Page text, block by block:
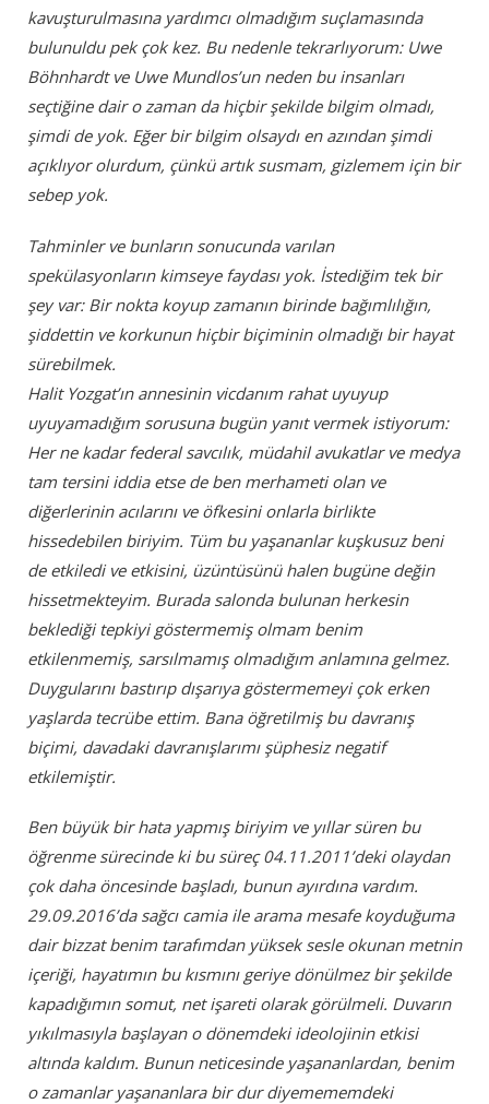
kavuşturulmasına yardımcı olmadığım suçlamasında
bulunuldu pek çok kez. Bu nedenle tekrarlıyorum: Uwe
Böhnhardt ve Uwe Mundlos’un neden bu insanları
seçtiğine dair o zaman da hiçbir şekilde bilgim olmadı,
şimdi de yok. Eğer bir bilgim olsaydı en azından şimdi
açıklıyor olurdum, çünkü artık susmam, gizlemem için bir
sebep yok.
Tahminler ve bunların sonucunda varılan
spekülasyonların kimseye faydası yok. İstediğim tek bir
şey var: Bir nokta koyup zamanın birinde bağımlılığın,
şiddettin ve korkunun hiçbir biçiminin olmadığı bir hayat
sürebilmek.
Halit Yozgat’ın annesinin vicdanım rahat uyuyup
uyuyamadığım sorusuna bugün yanıt vermek istiyorum:
Her ne kadar federal savcılık, müdahil avukatlar ve medya
tam tersini iddia etse de ben merhameti olan ve
diğerlerinin acılarını ve öfkesini onlarla birlikte
hissedebilen biriyim. Tüm bu yaşananlar kuşkusuz beni
de etkiledi ve etkisini, üzüntüsünü halen bugüne değin
hissetmekteyim. Burada salonda bulunan herkesin
beklediği tepkiyi göstermemiş olmam benim
etkilenmemiş, sarsılmamış olmadığım anlamına gelmez.
Duygularını bastırıp dışarıya göstermemeyi çok erken
yaşlarda tecrübe ettim. Bana öğretilmiş bu davranış
biçimi, davadaki davranışlarımı şüphesiz negatif
etkilemiştir.
Ben büyük bir hata yapmış biriyim ve yıllar süren bu
öğrenme sürecinde ki bu süreç 04.11.2011’deki olaydan
çok daha öncesinde başladı, bunun ayırdına vardım.
29.09.2016’da sağcı camia ile arama mesafe koyduğuma
dair bizzat benim tarafımdan yüksek sesle okunan metnin
içeriği, hayatımın bu kısmını geriye dönülmez bir şekilde
kapadığımın somut, net işareti olarak görülmeli. Duvarın
yıkılmasıyla başlayan o dönemdeki ideolojinin etkisi
altında kaldım. Bunun neticesinde yaşananlardan, benim
o zamanlar yaşananlara bir dur diyemememdeki